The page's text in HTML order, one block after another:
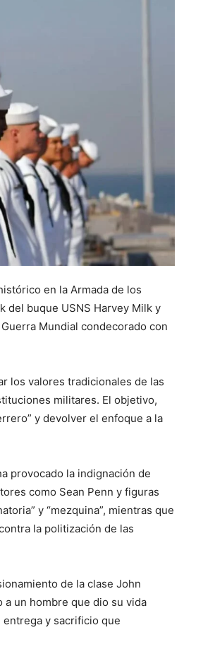
en la Armada de los
del buque USNS Harvey Milk y
Mundial condecorado con
los valores tradicionales de las
militares. El objetivo,
y devolver el enfoque a la
provocado la indignación de
como Sean Penn y figuras
y “mezquina”, mientras que
la politización de las
de la clase John
a un hombre que dio su vida
y sacrificio que